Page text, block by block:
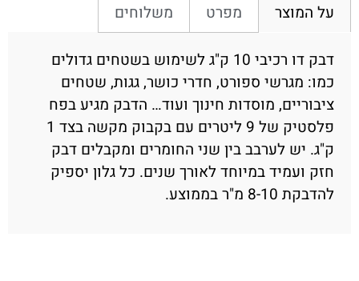
על המוצר מפרט משלוחים
דבק דו רכיבי 10 ק"ג לשימוש בשטחים גדולים
כמו: מגרשי ספורט, חדרי כושר, גגות, שטחים
ציבוריים, מוסדות חינוך ועוד… הדבק מגיע בפח
פלסטיק של 9 ליטרים עם בקבוק מקשה בצד 1
ק"ג. יש לערבב בין שני החומרים ומקבלים דבק
חזק ועמיד במיוחד לאורך שנים. כל גלון יספיק
להדבקת 8-10 מ"ר בממוצע.